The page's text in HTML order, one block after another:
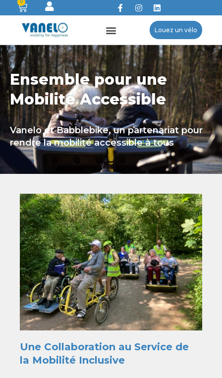
0
Louez un vélo
Ensemble pour une
Mobilité Accessible
Vanelo et Babblebike, un partenariat pour
rendre la mobilité accessible à tous
Une Collaboration au Service de
la Mobilité Inclusive